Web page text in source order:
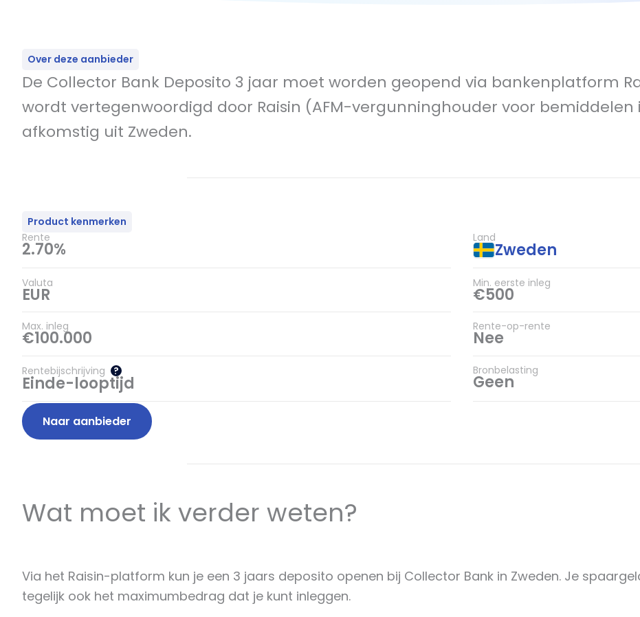
Over deze aanbieder
De Collector Bank Deposito 3 jaar moet worden geopend via bankenplatform
wordt vertegenwoordigd door Raisin (AFM-vergunninghouder voor bemiddelen
afkomstig uit Zweden.
Product kenmerken
Rente
2.70%
Land
Zweden
Valuta
EUR
Min. eerste inleg
€500
Max. inleg
€100.000
Rente-op-rente
Nee
Rentebijschrijving ?
Einde-looptijd
Bronbelasting
Geen
Naar aanbieder
Wat moet ik verder weten?
Via het Raisin-platform kun je een 3 jaars deposito openen bij Collector Bank in Zweden. Je
tegelijk ook het maximumbedrag dat je kunt inleggen.